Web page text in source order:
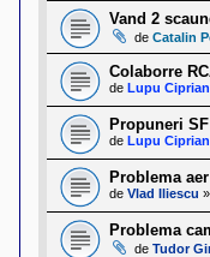
Vand 2
de Catalin
Colaborre
de Lupu Ciprian
Propuneri SF
de Lupu Ciprian
Problema
de Vlad Iliescu »
Problema
de Tudor